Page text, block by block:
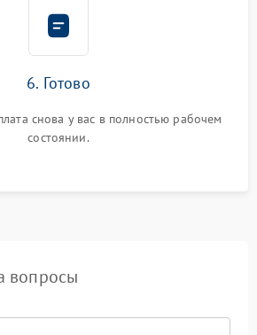
6. Готово
снова у вас в полностью рабочем
состоянии.
вопросы